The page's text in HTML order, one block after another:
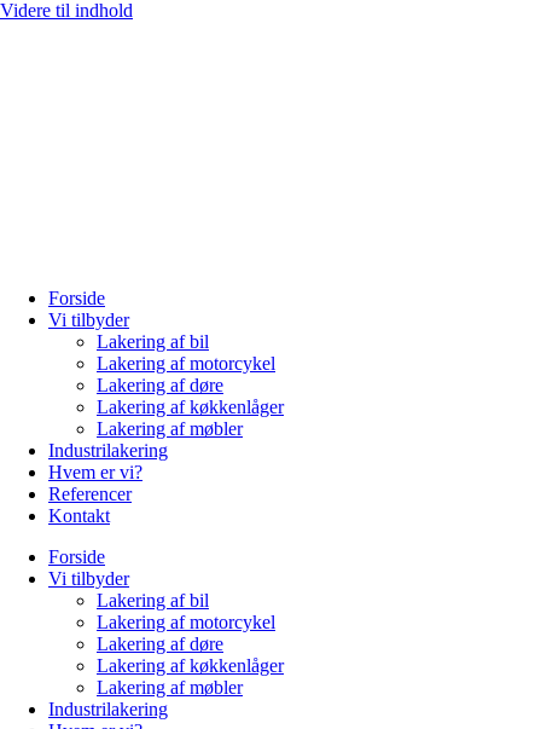
Videre til indhold
Forside
Vi tilbyder
Lakering af bil
Lakering af motorcykel
Lakering af døre
Lakering af køkkenlåger
Lakering af møbler
Industrilakering
Hvem er vi?
Referencer
Kontakt
Forside
Vi tilbyder
Lakering af bil
Lakering af motorcykel
Lakering af døre
Lakering af køkkenlåger
Lakering af møbler
Industrilakering